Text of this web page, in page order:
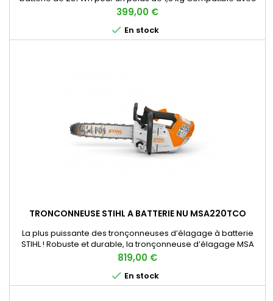
tous les outils à batterie AP SYSTEM STIHL
Prix
399,00 €
 En stock
TRONCONNEUSE STIHL A BATTERIE NU MSA220TCO
La plus puissante des tronçonneuses d’élagage à batterie
STIHL ! Robuste et durable, la tronçonneuse d’élagage MSA
220 TC-O propose de nombreux équipemnts innovants (dont
le capteur d’huile exclusif chez STIHL) et un fonctionnement
intuitif. Parfaite pour l’élagage et l’entretien des arbres en
hauteur, elle est particulièrement recommandée aux
Prix
819,00 €
 En stock